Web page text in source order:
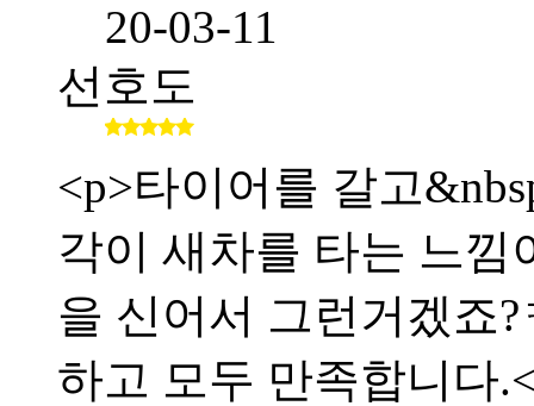
20-03-11
선호도
<p>타이어를 갈고
각이 새차를 타는 느낌
을 신어서 그런거겠죠
하고 모두 만족합니다